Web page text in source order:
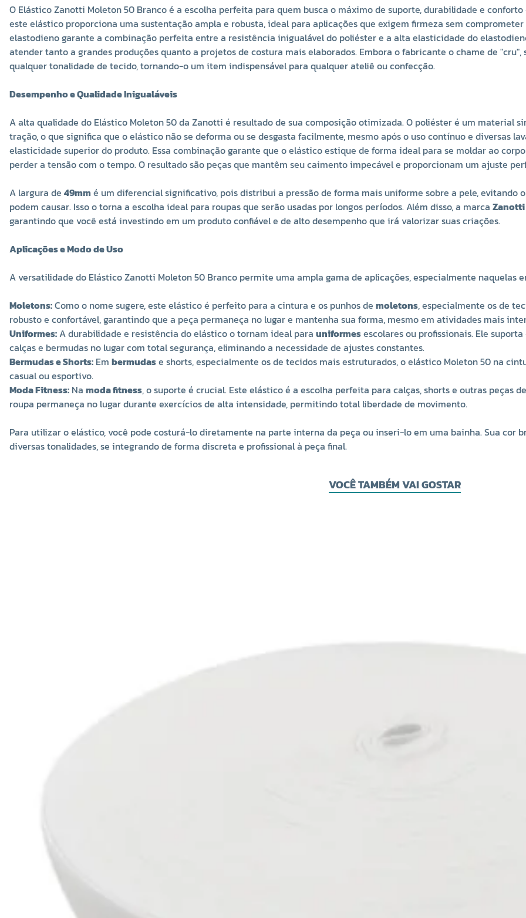
O Elástico Zanotti Moleton 50 Branco é a escolha perfeita para quem busca o máximo de suporte, durabilidade e
este elástico proporciona uma sustentação ampla e robusta, ideal para aplicações que exigem firmeza sem
elastodieno garante a combinação perfeita entre a resistência inigualável do poliéster e a alta elasticidade do
atender tanto a grandes produções quanto a projetos de costura mais elaborados. Embora o fabricante o chame de
qualquer tonalidade de tecido, tornando-o um item indispensável para qualquer ateliê ou confecção.
Desempenho e Qualidade Inigualáveis
A alta qualidade do Elástico Moleton 50 da Zanotti é resultado de sua composição otimizada. O poliéster é um material
tração, o que significa que o elástico não se deforma ou se desgasta facilmente, mesmo após o uso contínuo e diversas
elasticidade superior do produto. Essa combinação garante que o elástico estique de forma ideal para se moldar ao
perder a tensão com o tempo. O resultado são peças que mantêm seu caimento impecável e proporcionam um ajuste
A largura de 49mmé um diferencial significativo, pois distribui a pressão de forma mais uniforme sobre a pele, evitando
podem causar. Isso o torna a escolha ideal para roupas que serão usadas por longos períodos. Além disso, a marca Zanotti
garantindo que você está investindo em um produto confiável e de alto desempenho que irá valorizar suas criações.
Aplicações e Modo de Uso
A versatilidade do Elástico Zanotti Moleton 50 Branco permite uma ampla gama de aplicações, especialmente naquelas
Moletons:Como o nome sugere, este elástico é perfeito para a cintura e os punhos de moletons, especialmente os de
robusto e confortável, garantindo que a peça permaneça no lugar e mantenha sua forma, mesmo em atividades mais
Uniformes: A durabilidade e resistência do elástico o tornam ideal para uniformesescolares ou profissionais. Ele
calças e bermudas no lugar com total segurança, eliminando a necessidade de ajustes constantes.
Bermudas e Shorts: Em bermudase shorts, especialmente os de tecidos mais estruturados, o elástico Moleton 50 na
casual ou esportivo.
Moda Fitness: Na moda fitness, o suporte é crucial. Este elástico é a escolha perfeita para calças, shorts e outras peças
roupa permaneça no lugar durante exercícios de alta intensidade, permitindo total liberdade de movimento.
Para utilizar o elástico, você pode costurá-lo diretamente na parte interna da peça ou inseri-lo em uma bainha. Sua cor
diversas tonalidades, se integrando de forma discreta e profissional à peça final.
VOCÊ TAMBÉM VAI GOSTAR